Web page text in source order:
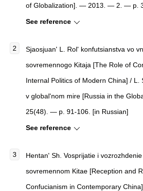
of Globalization]. — 2013. — 2. — p.
See reference
Sjaosjuan' L. Rol' konfutsianstva vo
sovremennogo Kitaja [The Role of
Internal Politics of Modern China] / L.
v global'nom mire [Russia in the
25(48). — p. 91-106. [in Russian]
See reference
Hentan' Sh. Vosprijatie i
sovremennom Kitae [Reception and
Confucianism in Contemporary